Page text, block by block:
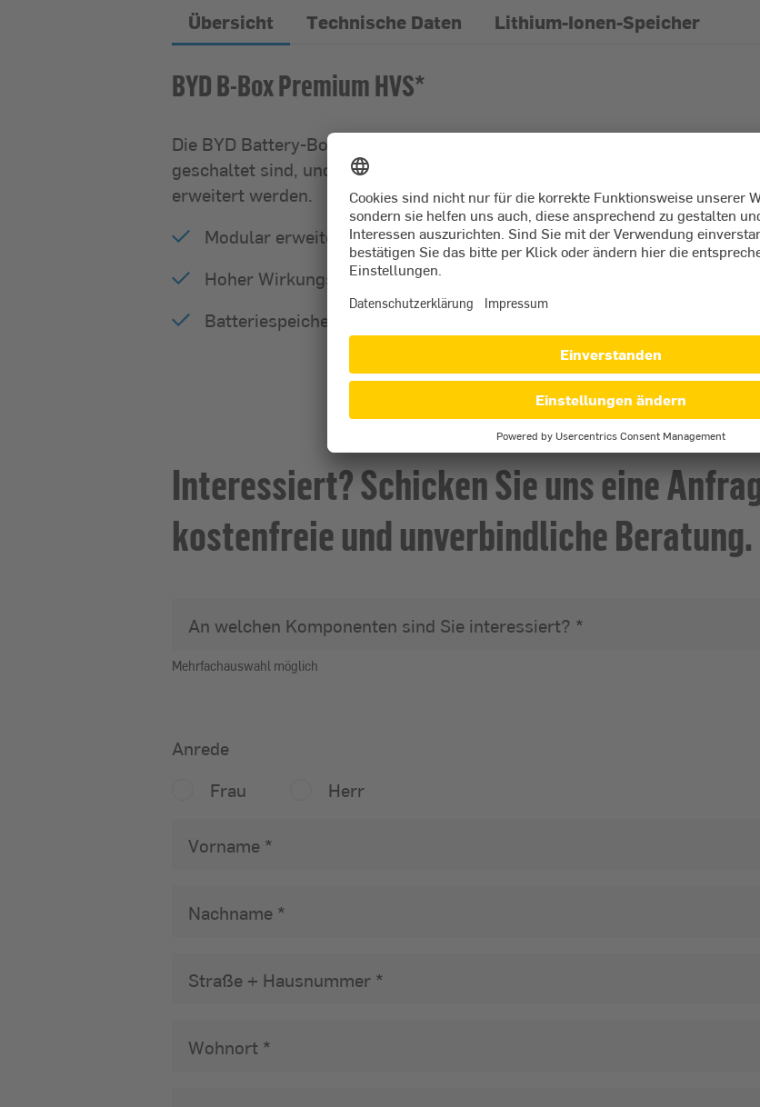
Übersicht Technische Daten Lithium-Ionen-Speicher
BYD B-Box Premium HVS*
Die BYD Battery-Box Premium HVS besteht aus HVS-Batteriemodulen, die
geschaltet sind, und kann durch Hinzufügen zusätzlicher HVS-Module
erweitert werden.
Modular erweiter- und universell einsetzbar
Hoher Wirkungsgrad von bis zu 95%
Batteriespeicher in Top Qualität vom Marktführer
Interessiert? Schicken Sie uns eine
kostenfreie und unverbindliche Beratung.
An welchen Komponenten sind Sie interessiert? *
Mehrfachauswahl möglich
Anrede
Anrede
Frau
Herr
Vorname
Nachname
Straße + Hausnummer
Wohnort